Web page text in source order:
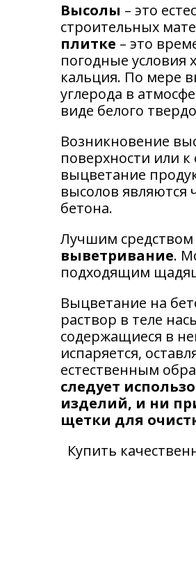
Высолы – это
строительных
плитке – это
погодные условия
кальция. По мере
углерода в
виде белого
Возникновение
поверхности или
выцветание
высолов являются
бетона.
Лучшим средством
выветривание.
подходящим
Выцветание на
раствор в теле
содержащиеся в
испаряется,
естественным
следует
изделий, и ни
щетки для
Купить